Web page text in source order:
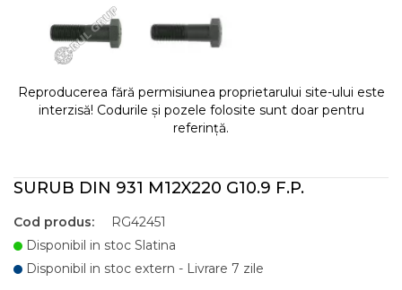
Reproducerea fără permisiunea proprietarului site-ului este
interzisă! Codurile și pozele folosite sunt doar pentru
referință.
SURUB DIN 931 M12X220 G10.9 F.P.
Cod produs:
RG42451
Disponibil in stoc Slatina
Disponibil in stoc extern - Livrare 7 zile